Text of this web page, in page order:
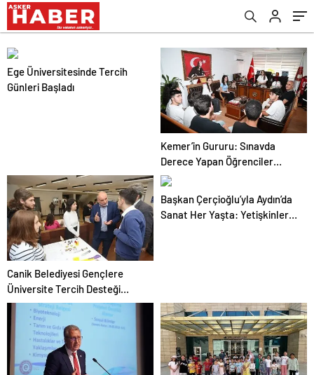
Ege Üniversitesinde Tercih
Günleri Başladı
Kemer’in Gururu: Sınavda
Derece Yapan Öğrenciler
Protokolle Buluştu
Canik Belediyesi Gençlere
Üniversite Tercih Desteği
Veriyor
Başkan Çerçioğlu’yla Aydın’da
Sanat Her Yaşta: Yetişkinler